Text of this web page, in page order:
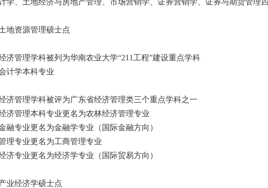
地资源管理硕士点
济管理学科被列为华南农业大学“211工程”建设重点学科
计学本科专业
济管理学科被评为广东省经济管理类三个重点学科之一
济管理本科专业更名为农林经济管理专业
融专业更名为金融学专业（国际金融方向）
理专业更名为工商管理专业
济专业更名为经济学专业（国际贸易方向）
业经济学硕士点